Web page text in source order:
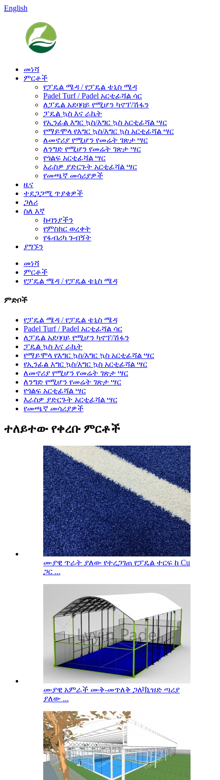
English
መነሻ
ምርቶች
የፓዴል ሜዳ / የፓዴል ቴኒስ ሜዳ
Padel Turf / Padel አርቲፊሻል ሳር
ለፓዴል አደባባይ የሚሆን ካኖፕ/ሽፋን
ፓዴል ኳስ እና ራኬት
የኢንፊል እግር ኳስ/እግር ኳስ አርቲፊሻል ሣር
የማይሞላ የእግር ኳስ/እግር ኳስ አርቲፊሻል ሣር
ለመኖሪያ የሚሆን የመሬት ገጽታ ሣር
ለንግድ የሚሆን የመሬት ገጽታ ሣር
የጎልፍ አርቲፊሻል ሣር
እራስዎ ያድርጉት አርቲፊሻል ሣር
የመጫኛ መሳሪያዎች
ዜና
ተደጋጋሚ ጥያቄዎች
ጋለሪ
ስለ እኛ
ኩባንያችን
የምስክር ወረቀት
የፋብሪካ ጉብኝት
ያግኙን
መነሻ
ምርቶች
የፓዴል ሜዳ / የፓዴል ቴኒስ ሜዳ
ምድቦች
የፓዴል ሜዳ / የፓዴል ቴኒስ ሜዳ
Padel Turf / Padel አርቲፊሻል ሳር
ለፓዴል አደባባይ የሚሆን ካኖፕ/ሽፋን
ፓዴል ኳስ እና ራኬት
የማይሞላ የእግር ኳስ/እግር ኳስ አርቲፊሻል ሣር
የኢንፊል እግር ኳስ/እግር ኳስ አርቲፊሻል ሣር
ለመኖሪያ የሚሆን የመሬት ገጽታ ሣር
ለንግድ የሚሆን የመሬት ገጽታ ሣር
የጎልፍ አርቲፊሻል ሣር
እራስዎ ያድርጉት አርቲፊሻል ሣር
የመጫኛ መሳሪያዎች
ተለይተው የቀረቡ ምርቶች
ሙያዊ ጥራት ያለው የተረጋገጠ የፓዴል ተርፍ ከ Cu
ጋር ...
ሙያዊ አምራች ሙቅ-መጥለቅ ጋለቫኒዝድ ጣሪያ
ያለው ...